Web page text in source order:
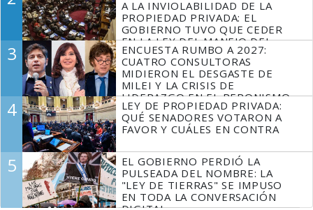
A LA INVIOLABILIDAD DE LA
PROPIEDAD PRIVADA: EL
GOBIERNO TUVO QUE CEDER
EN LA LEY DEL MANEJO DEL
FUEGO
3
ENCUESTA RUMBO A 2027:
CUATRO CONSULTORAS
MIDIERON EL DESGASTE DE
MILEI Y LA CRISIS DE
LIDERAZGO EN EL PERONISMO
4
LEY DE PROPIEDAD PRIVADA:
QUÉ SENADORES VOTARON A
FAVOR Y CUÁLES EN CONTRA
5
EL GOBIERNO PERDIÓ LA
PULSEADA DEL NOMBRE: LA
"LEY DE TIERRAS" SE IMPUSO
EN TODA LA CONVERSACIÓN